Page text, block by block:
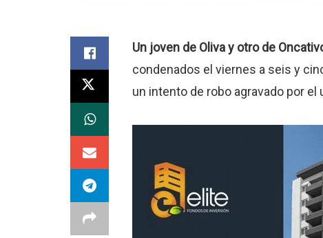
Un joven de Oliva y otro de
condenados el viernes a seis y
un intento de robo agravado por el